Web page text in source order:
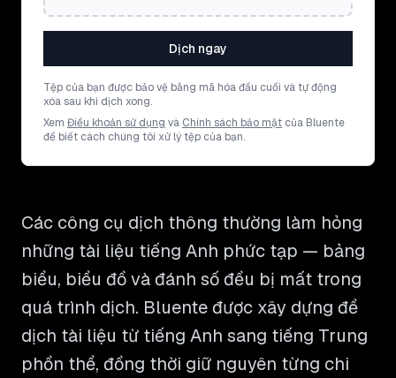
Dịch ngay
Tệp của bạn được bảo vệ bằng mã hóa đầu cuối và tự động
xóa sau khi dịch xong.
Xem Điều khoản sử dụng và Chính sách bảo mật của Bluente
để biết cách chúng tôi xử lý tệp của bạn.
Các công cụ dịch thông thường làm hỏng
những tài liệu tiếng Anh phức tạp — bảng
biểu, biểu đồ và đánh số đều bị mất trong
quá trình dịch. Bluente được xây dựng để
dịch tài liệu từ tiếng Anh sang tiếng Trung
phồn thể, đồng thời giữ nguyên từng chi